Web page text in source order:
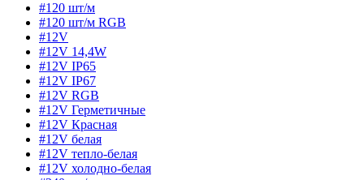
#120 шт/м
#120 шт/м RGB
#12V
#12V 14,4W
#12V IP65
#12V IP67
#12V RGB
#12V Герметичные
#12V Красная
#12V белая
#12V тепло-белая
#12V холодно-белая